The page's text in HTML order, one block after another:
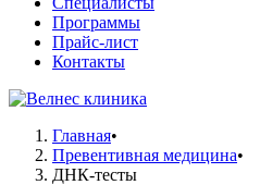
Программы
Прайс-лист
Контакты
Главная•
Превентивная медицина•
ДНК-тесты